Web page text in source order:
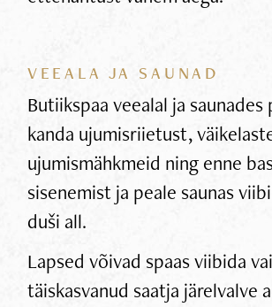
VEEALA JA SAUNAD
Butiikspaa veealal ja saunades
kanda ujumisriietust,
ujumismähkmeid ning enne
sisenemist ja peale saunas
duši all.
Lapsed võivad spaas viibida
täiskasvanud saatja järelvalve